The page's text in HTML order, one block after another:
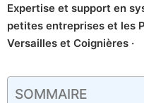
Expertise et support en
petites entreprises et les
Versailles et Coignières ·
SOMMAIRE